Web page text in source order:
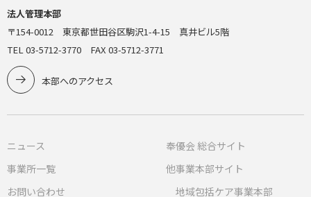
法人管理本部
〒154-0012 東京都世田谷区駒沢1-4-15 真井ビル5階
TEL 03-5712-3770 FAX 03-5712-3771
本部へのアクセス
ニュース
事業所一覧
お問い合わせ
奉優会 総合サイト
他事業本部サイト
地域包括ケア事業本部